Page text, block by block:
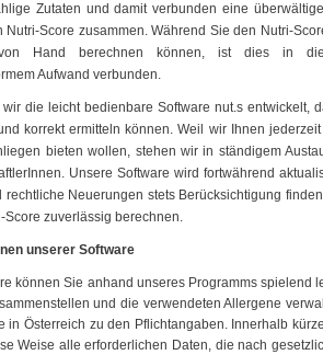
Zutaten und damit verbunden eine
Nutri-Score zusammen. Während Sie den Nutri-
von Hand berechnen können, ist dies in
Aufwand verbunden.
die leicht bedienbare Software nut.s entwickelt,
korrekt ermitteln können. Weil wir Ihnen
bieten wollen, stehen wir in ständigem
Unsere Software wird fortwährend
Neuerungen stets Berücksichtigung
Score zuverlässig berechnen.
unserer Software
können Sie anhand unseres Programms spielend
und die verwendeten Allergene
in Österreich zu den Pflichtangaben. Innerhalb
Weise alle erforderlichen Daten, die nach